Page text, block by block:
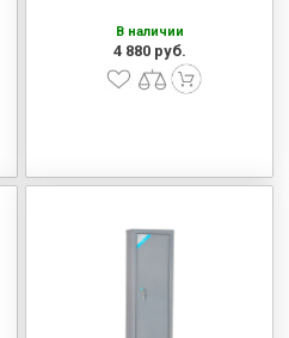
В наличии
4 880 руб.